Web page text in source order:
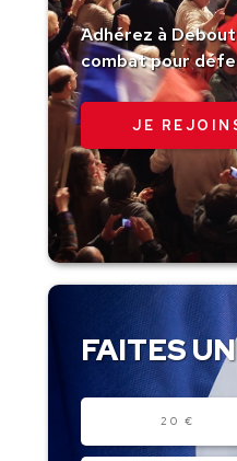
Adhérez à
combat pour
JE
FAITES
20 €